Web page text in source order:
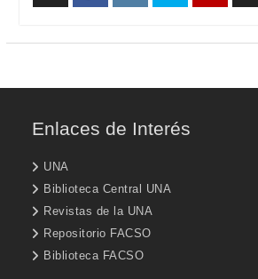
Enlaces de Interés
UNA
Biblioteca Central UNA
Revistas de la UNA
Repositorio FACSO
Biblioteca FACSO